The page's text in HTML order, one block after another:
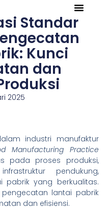
Standar
Kunci
dan
2025
industri manufaktur
Manufacturing Practice
pada proses produksi,
pendukung,
pabrik yang berkualitas.
lantai pabrik
dan efisiensi.